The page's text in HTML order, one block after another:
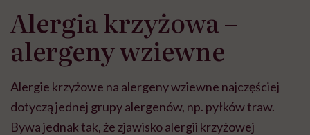
Alergia krzyżowa –
alergeny wziewne
Alergie krzyżowe na alergeny wziewne najczęściej
dotyczą jednej grupy alergenów, np. pyłków traw.
Bywa jednak tak, że zjawisko alergii krzyżowej